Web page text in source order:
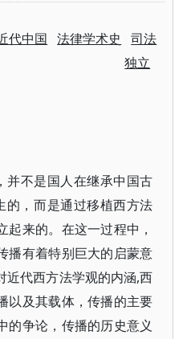
代中国 法律学术史
司法
独立
不是国人在继承中国古
的，而是通过移植西方法
来的。在这一过程中，
播有着特别巨大的启蒙意
近代西方法学观的内涵,西
以及其载体，传播的主要
的争论，传播的历史意义